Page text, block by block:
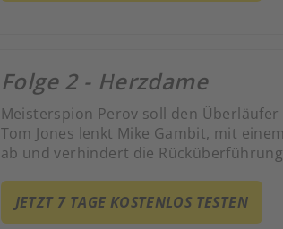
Folge 2 - Herzdame
Meisterspion Perov soll den
Tom Jones lenkt Mike Gambit, mit
ab und verhindert die
JETZT 7 TAGE KOSTENLOS TESTEN